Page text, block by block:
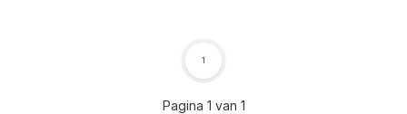
Pagina 1 van 1
1